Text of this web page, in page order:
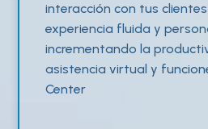
interacción con tus
experiencia fluida y
incrementando la
asistencia virtual y
Center